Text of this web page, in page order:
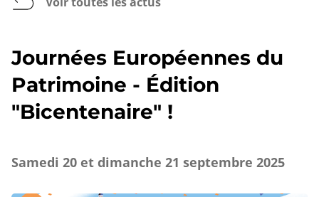
Journées Européennes du
Patrimoine - Édition
"Bicentenaire" !
Samedi 20 et dimanche 21 septembre 2025